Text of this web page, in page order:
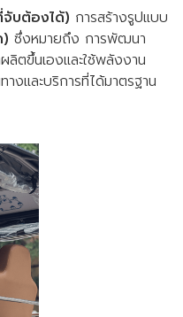
บต้องได้) การสร้างรูปแบบ
ซึ่งหมายถึง การพัฒนา
ตขึ้นเองและใช้พลังงาน
งและบริการที่ได้มาตรฐาน